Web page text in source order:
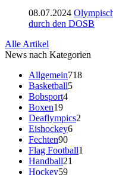
08.07.2024
durch den DOSB
Alle Artikel
News nach Kategorien
Allgemein718
Basketball5
Bobsport4
Boxen19
Deaflympics2
Eishockey6
Fechten90
Flag Football1
Handball21
Hockey59